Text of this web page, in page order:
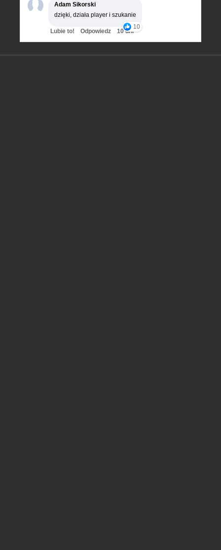
Adam Sikorski
dzięki, działa player i szukanie
10
Lubie to! Odpowiedz 10 dni